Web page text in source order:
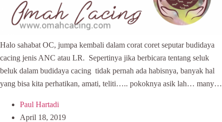
Halo sahabat OC, jumpa kembali dalam corat coret seputar budidaya
cacing jenis ANC atau LR. Sepertinya jika berbicara tentang seluk
beluk dalam budidaya cacing tidak pernah ada habisnya, banyak hal
yang bisa kita perhatikan, amati, teliti….. pokoknya asik lah… many…
Paul Hartadi
April 18, 2019